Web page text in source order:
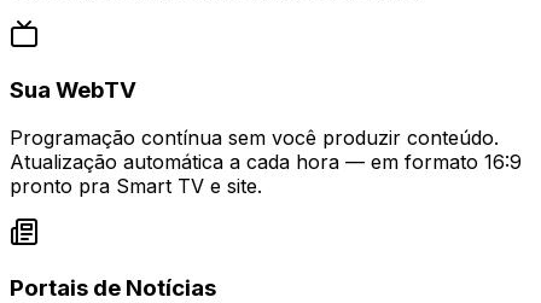
Sua WebTV
Programação contínua sem você produzir conteúdo.
Atualização automática a cada hora — em formato 16:9
pronto pra Smart TV e site.
Portais de Notícias